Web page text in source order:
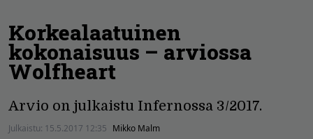
Korkealaatuinen
kokonaisuus – arviossa
Wolfheart
Arvio on julkaistu Infernossa 3/2017.
Julkaistu: 15.5.2017 12:35 Mikko Malm